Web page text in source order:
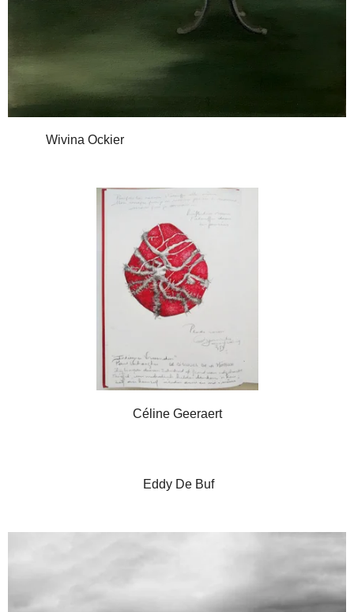
Wivina Ockier
Céline Geeraert
Eddy De Buf